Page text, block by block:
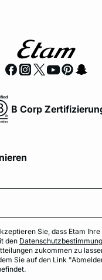
B Corp
Sie, dass Etam
den
zukommen zu
Sie auf den Link